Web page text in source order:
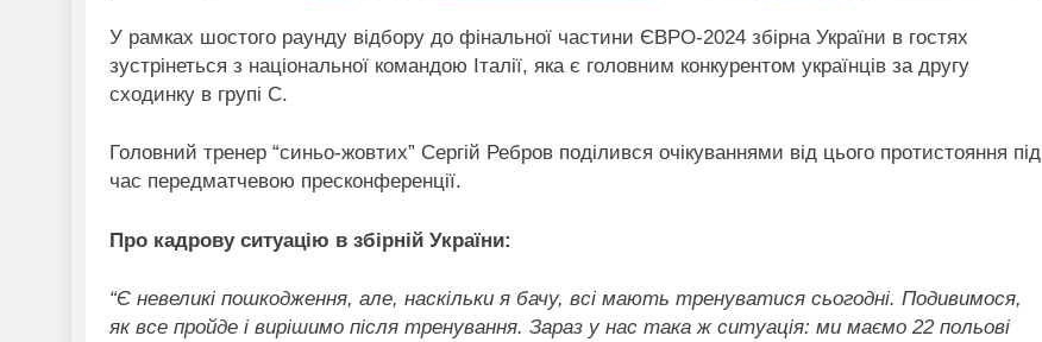
У рамках шостого раунду відбору до фінальної частини ЄВРО-2024 збірна України в гостях
зустрінеться з національної командою Італії, яка є головним конкурентом українців за другу
сходинку в групі С.
Головний тренер “синьо-жовтих” Сергій Ребров поділився очікуваннями від цього протистояння під
час передматчевою пресконференції.
Про кадрову ситуацію в збірній України:
“Є невеликі пошкодження, але, наскільки я бачу, всі мають тренуватися сьогодні. Подивимося,
як все пройде і вирішимо після тренування. Зараз у нас така ж ситуація: ми маємо 22 польові